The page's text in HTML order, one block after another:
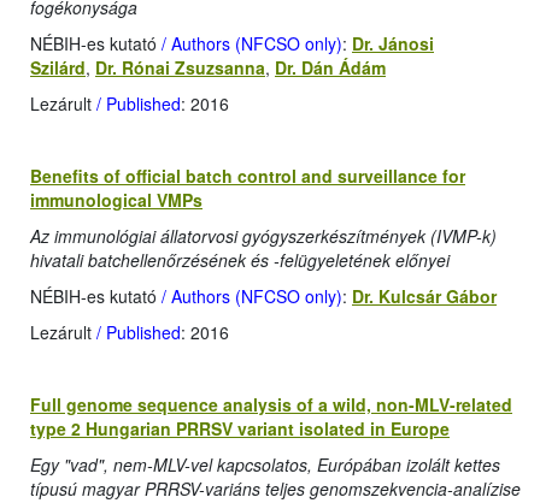
fogékonysága
NÉBIH-es kutató / Authors (NFCSO only): Dr. Jánosi
Szilárd, Dr. Rónai Zsuzsanna, Dr. Dán Ádám
Lezárult / Published: 2016
Benefits of official batch control and surveillance for
immunological VMPs
Az immunológiai állatorvosi gyógyszerkészítmények (IVMP-k)
hivatali batchellenőrzésének és -felügyeletének előnyei
NÉBIH-es kutató / Authors (NFCSO only): Dr. Kulcsár Gábor
Lezárult / Published: 2016
Full genome sequence analysis of a wild, non-MLV-related
type 2 Hungarian PRRSV variant isolated in Europe
Egy "vad", nem-MLV-vel kapcsolatos, Európában izolált kettes
típusú magyar PRRSV-variáns teljes genomszekvencia-analízise